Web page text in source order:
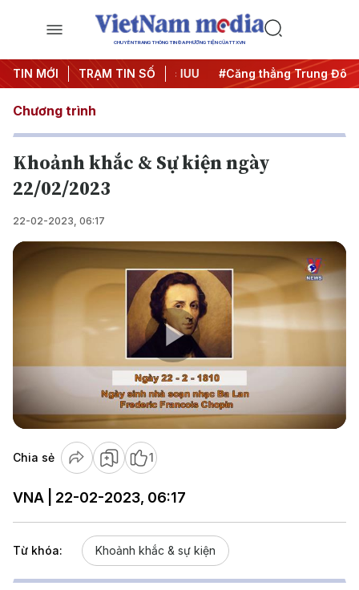
CHUYÊN TRANG THÔNG TIN ĐA PHƯƠNG TIỆN CỦA TTXVN
TIN MỚI TRẠM TIN SỐ
đêm #Chống khai thác IUU #Căng thẳng Trung Đông
Chương trình
Khoảnh khắc & Sự kiện ngày
22/02/2023
22-02-2023, 06:17
Play
Video
Chia sẻ 1
VNA | 22-02-2023, 06:17
Từ khóa: Khoảnh khắc & sự kiện